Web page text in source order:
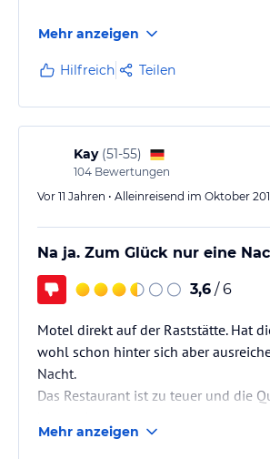
Mehr anzeigen
Hilfreich Teilen
Kay (51-55)
104 Bewertungen
Vor 11 Jahren • Alleinreisend im Oktober
Na ja. Zum Glück nur eine
3,6 / 6
Motel direkt auf der Raststätte. Hat
wohl schon hinter sich aber
Nacht.
Das Restaurant ist zu teuer und die
Mehr anzeigen